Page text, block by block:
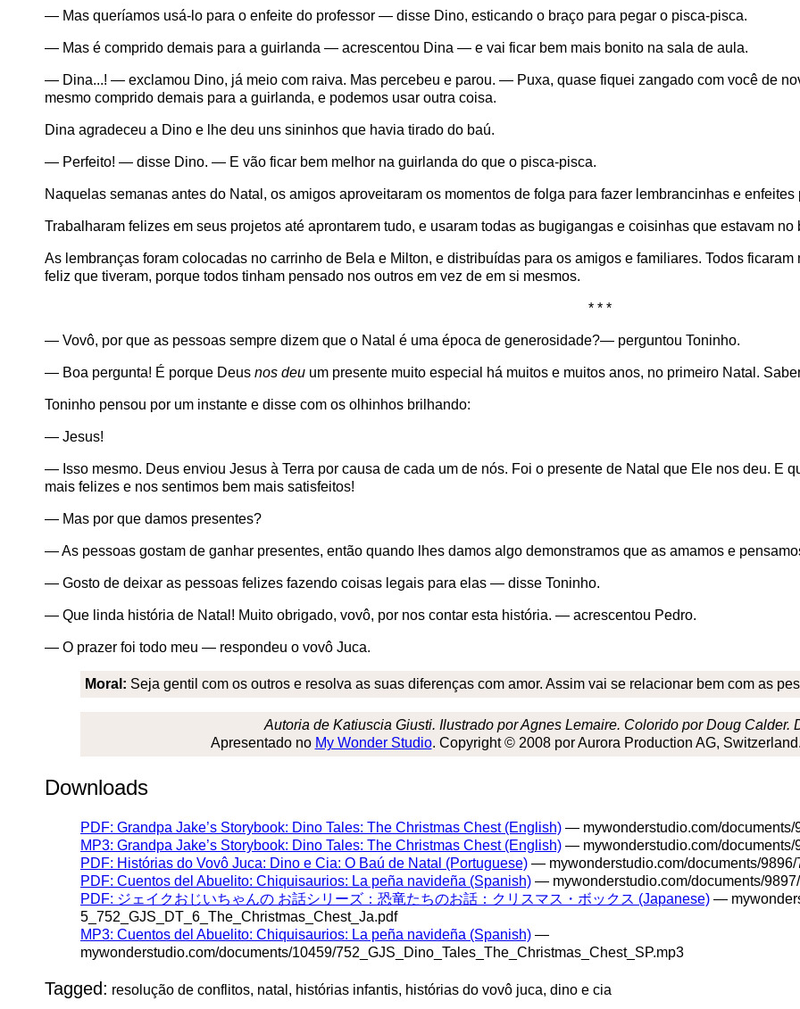
— Mas queríamos usá-lo para o enfeite do professor — disse Dino, esticando o braço para pegar o pisca-pisca.
— Mas é comprido demais para a guirlanda — acrescentou Dina — e vai ficar bem mais bonito na sala de aula.
— Dina...! — exclamou Dino, já meio com raiva. Mas percebeu e parou. — Puxa, quase fiquei zangado com você de
mesmo comprido demais para a guirlanda, e podemos usar outra coisa.
Dina agradeceu a Dino e lhe deu uns sininhos que havia tirado do baú.
— Perfeito! — disse Dino. — E vão ficar bem melhor na guirlanda do que o pisca-pisca.
Naquelas semanas antes do Natal, os amigos aproveitaram os momentos de folga para fazer lembrancinhas e
Trabalharam felizes em seus projetos até aprontarem tudo, e usaram todas as bugigangas e coisinhas que estavam no
As lembranças foram colocadas no carrinho de Bela e Milton, e distribuídas para os amigos e familiares. Todos
feliz que tiveram, porque todos tinham pensado nos outros em vez de em si mesmos.
* * *
— Vovô, por que as pessoas sempre dizem que o Natal é uma época de generosidade?— perguntou Toninho.
— Boa pergunta! É porque Deus nos deu um presente muito especial há muitos e muitos anos, no primeiro Natal.
Toninho pensou por um instante e disse com os olhinhos brilhando:
— Jesus!
— Isso mesmo. Deus enviou Jesus à Terra por causa de cada um de nós. Foi o presente de Natal que Ele nos deu. E
mais felizes e nos sentimos bem mais satisfeitos!
— Mas por que damos presentes?
— As pessoas gostam de ganhar presentes, então quando lhes damos algo demonstramos que as amamos e
— Gosto de deixar as pessoas felizes fazendo coisas legais para elas — disse Toninho.
— Que linda história de Natal! Muito obrigado, vovô, por nos contar esta história. — acrescentou Pedro.
— O prazer foi todo meu — respondeu o vovô Juca.
Moral: Seja gentil com os outros e resolva as suas diferenças com amor. Assim vai se relacionar bem com as
Autoria de Katiuscia Giusti. Ilustrado por Agnes Lemaire. Colorido por Doug Calder.
Apresentado no My Wonder Studio. Copyright © 2008 por Aurora Production AG,
Downloads
PDF: Grandpa Jake’s Storybook: Dino Tales: The Christmas Chest (English) — mywonderstudio.com/documents/
MP3: Grandpa Jake’s Storybook: Dino Tales: The Christmas Chest (English) — mywonderstudio.com/
PDF: Histórias do Vovô Juca: Dino e Cia: O Baú de Natal (Portuguese) — mywonderstudio.com/documents/
PDF: Cuentos del Abuelito: Chiquisaurios: La peña navideña (Spanish) — mywonderstudio.com/documents/
PDF: ジェイクおじいちゃんの お話シリーズ：恐竜たちのお話：クリスマス・ボックス (Japanese) —
5_752_GJS_DT_6_The_Christmas_Chest_Ja.pdf
MP3: Cuentos del Abuelito: Chiquisaurios: La peña navideña (Spanish) —
mywonderstudio.com/documents/10459/752_GJS_Dino_Tales_The_Christmas_Chest_SP.mp3
Tagged: resolução de conflitos, natal, histórias infantis, histórias do vovô juca, dino e cia